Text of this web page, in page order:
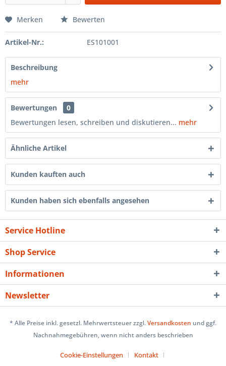
Merken Bewerten
Artikel-Nr.: ES101001
Beschreibung
mehr
Bewertungen
0
Bewertungen lesen, schreiben und diskutieren... mehr
Ähnliche Artikel
Kunden kauften auch
Kunden haben sich ebenfalls angesehen
Service Hotline
Shop Service
Informationen
Newsletter
* Alle Preise inkl. gesetzl. Mehrwertsteuer zzgl.Versandkosten und ggf.
Nachnahmegebühren, wenn nicht anders beschrieben
Cookie-Einstellungen Kontakt